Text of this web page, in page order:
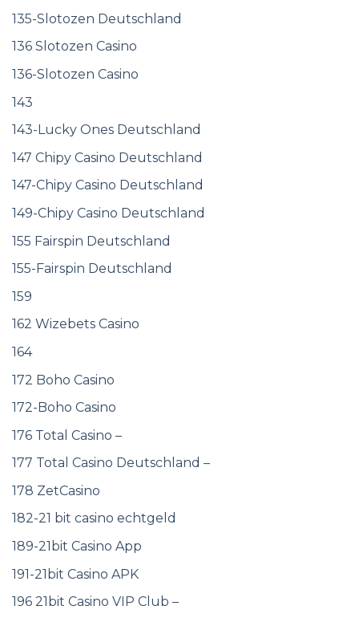
135-Slotozen Deutschland
136 Slotozen Casino
136-Slotozen Casino
143
143-Lucky Ones Deutschland
147 Chipy Casino Deutschland
147-Chipy Casino Deutschland
149-Chipy Casino Deutschland
155 Fairspin Deutschland
155-Fairspin Deutschland
159
162 Wizebets Casino
164
172 Boho Casino
172-Boho Casino
176 Total Casino –
177 Total Casino Deutschland –
178 ZetCasino
182-21 bit casino echtgeld
189-21bit Casino App
191-21bit Casino APK
196 21bit Casino VIP Club –